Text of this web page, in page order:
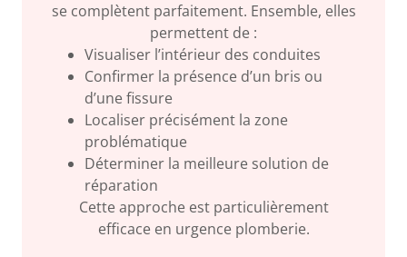
se complètent parfaitement. Ensemble, elles
permettent de :
Visualiser l’intérieur des conduites
Confirmer la présence d’un bris ou
d’une fissure
Localiser précisément la zone
problématique
Déterminer la meilleure solution de
réparation
Cette approche est particulièrement
efficace en urgence plomberie.